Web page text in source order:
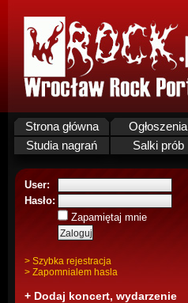
Strona główna Ogłoszenia
Studia nagrań
Salki prób
User:
Hasło:
Zapamiętaj mnie
> Szybka rejestracja
> Zapomnialem hasla
+ Dodaj koncert, wydarzenie